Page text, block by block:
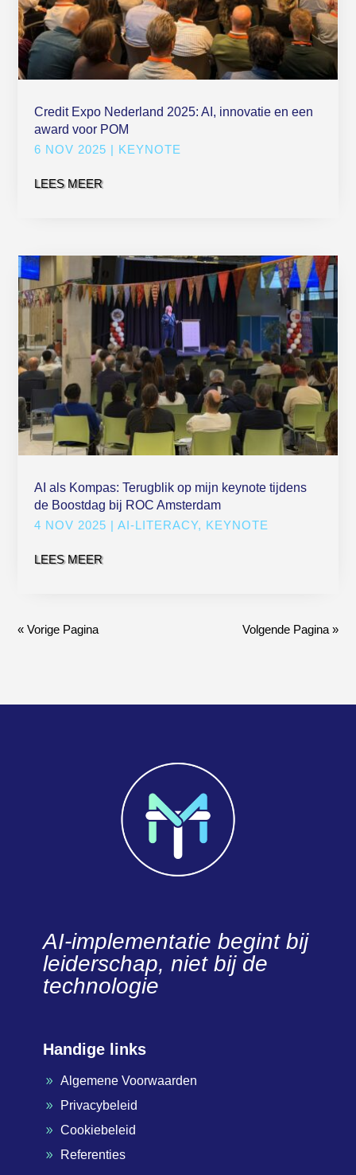
Credit Expo Nederland 2025: AI, innovatie en een
award voor POM
6 NOV 2025 | KEYNOTE
LEES MEER
AI als Kompas: Terugblik op mijn keynote tijdens
de Boostdag bij ROC Amsterdam
4 NOV 2025 |AI-LITERACY, KEYNOTE
LEES MEER
« Vorige Pagina Volgende Pagina »
AI-implementatie begint bij
leiderschap, niet bij de
technologie
Handige links
9 Algemene Voorwaarden
9 Privacybeleid
9 Cookiebeleid
9 Referenties